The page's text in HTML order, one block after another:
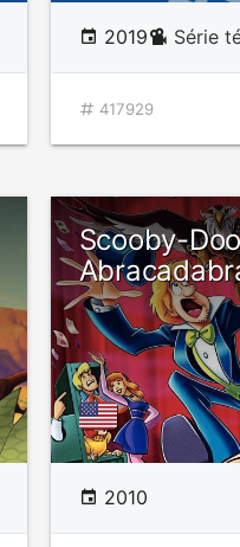
2019 Série
417929
Scooby-
2010